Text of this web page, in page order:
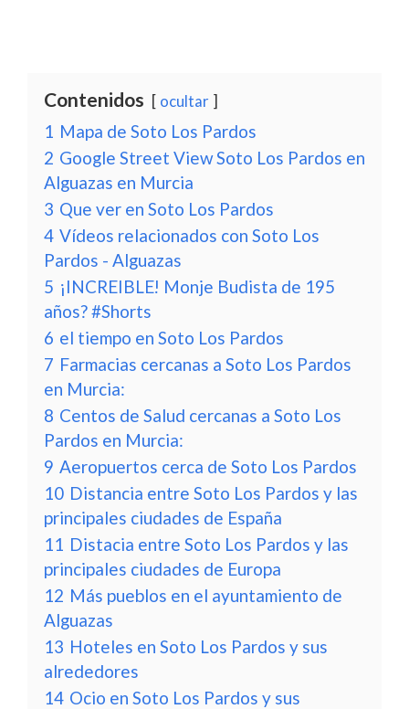
Contenidos ocultar
1 Mapa de Soto Los Pardos
2 Google Street View Soto Los Pardos en
Alguazas en Murcia
3 Que ver en Soto Los Pardos
4 Vídeos relacionados con Soto Los
Pardos - Alguazas
5 ¡INCREIBLE! Monje Budista de 195
años? #Shorts
6 el tiempo en Soto Los Pardos
7 Farmacias cercanas a Soto Los Pardos
en Murcia:
8 Centos de Salud cercanas a Soto Los
Pardos en Murcia:
9 Aeropuertos cerca de Soto Los Pardos
10 Distancia entre Soto Los Pardos y las
principales ciudades de España
11 Distacia entre Soto Los Pardos y las
principales ciudades de Europa
12 Más pueblos en el ayuntamiento de
Alguazas
13 Hoteles en Soto Los Pardos y sus
alrededores
14 Ocio en Soto Los Pardos y sus